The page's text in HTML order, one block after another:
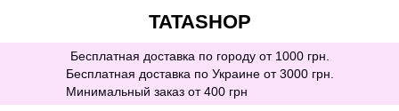
TATASHOP
Бесплатная доставка по городу от 1000 грн.
Бесплатная доставка по Украине от 3000 грн.
Минимальный заказ от 400 грн